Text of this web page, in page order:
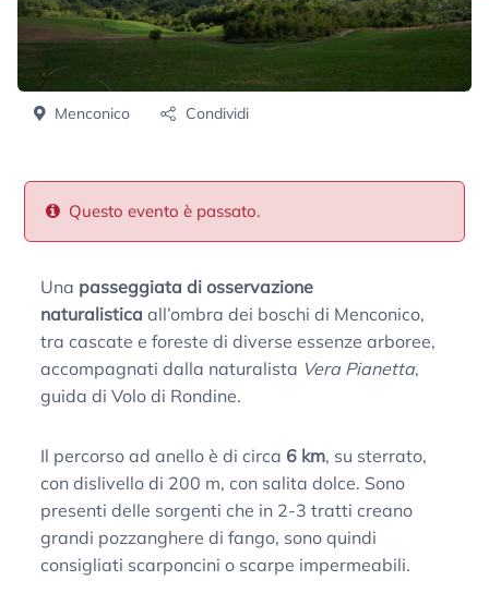
Menconico Condividi
Questo evento è passato.
Una passeggiata di osservazione
naturalistica all’ombra dei boschi di Menconico,
tra cascate e foreste di diverse essenze arboree,
accompagnati dalla naturalista Vera Pianetta,
guida di Volo di Rondine.
Il percorso ad anello è di circa 6 km, su sterrato,
con dislivello di 200 m, con salita dolce. Sono
presenti delle sorgenti che in 2-3 tratti creano
grandi pozzanghere di fango, sono quindi
consigliati scarponcini o scarpe impermeabili.